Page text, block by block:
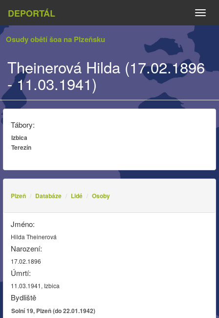
DEPORTÁL
Osudy obětí šoa na Plzeňsku
Theinerová Hilda (17.02.1896
- 11.03.1941)
Tábory:
Izbica
Terezín
Plzeň Databáze Lidé Osoby
Jméno:
Hilda Theinerová
Narození:
17.02.1896
Úmrtí:
11.03.1941, Izbica
Bydliště
Solní 19, Plzeň (do 22.01.1942)